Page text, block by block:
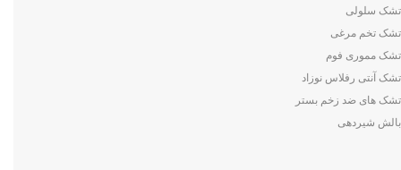
تشک سلولی
تشک تخم مرغی
تشک مموری فوم
تشک آنتی رفلاس نوزاد
تشک های ضد زخم بستر
بالش شیردهی